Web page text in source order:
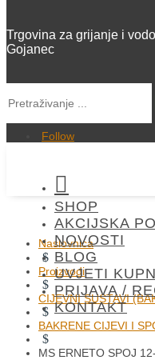
Trgovina za grijanje i
Gojanec
Follow

SHOP
AKCIJSKA
NOVOSTI
BLOG
UVJETI
PRIJAVA /
KONTAKT
Naslovnica
$
Proizvodi
$
CIJEVNI SUSTAVI
$
BAKRENE CIJEVI I
$
MS ERNETO SPOJ